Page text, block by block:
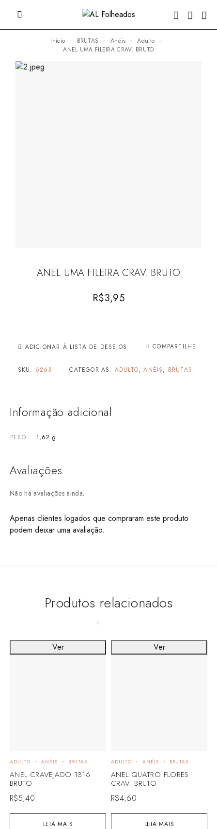
Início BRUTAS Anéis
Adulto
ANEL UMA FILEIRA CRAV. BRUTO
ANEL UMA FILEIRA CRAV. BRUTO
R$3,95
ADICIONAR À LISTA DE DESEJOS COMPARTILHE
SKU: 6263 CATEGORIAS: ADULTO,ANÉIS, BRUTAS
Informação adicional
PESO 1,62 g
Avaliações
Não há avaliações ainda.
Apenas clientes logados que compraram este produto
podem deixar uma avaliação.
Produtos relacionados
LEIA MAIS
ADULTO ANÉIS BRUTAS
ANEL CRAVEJADO 1316
BRUTO
R$5,40
Ver
LEIA MAIS
ADULTO ANÉIS BRUTAS
ANEL QUATRO FLORES
CRAV. BRUTO
R$4,60
Ver